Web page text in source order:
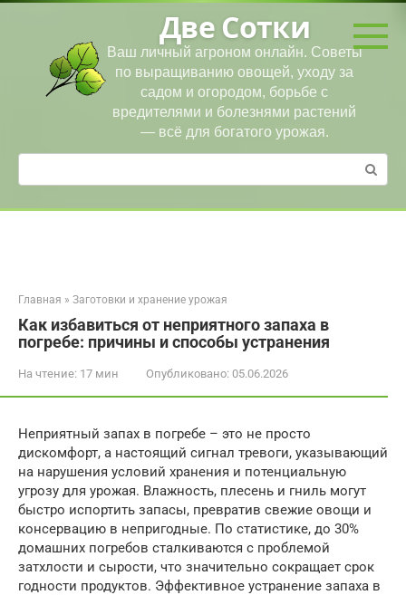
Перейти
Две Сотки
Ваш личный агроном онлайн. Советы
по выращиванию овощей, уходу за
садом и огородом, борьбе с
вредителями и болезнями растений
— всё для богатого урожая.
Поиск:
Главная » Заготовки и хранение урожая
Как избавиться от неприятного запаха в
погребе: причины и способы устранения
На чтение: 17 мин Опубликовано: 05.06.2026
Неприятный запах в погребе – это не просто
дискомфорт, а настоящий сигнал тревоги, указывающий
на нарушения условий хранения и потенциальную
угрозу для урожая. Влажность, плесень и гниль могут
быстро испортить запасы, превратив свежие овощи и
консервацию в непригодные. По статистике, до 30%
домашних погребов сталкиваются с проблемой
затхлости и сырости, что значительно сокращает срок
годности продуктов. Эффективное устранение запаха в